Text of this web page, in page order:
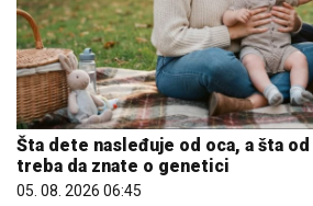
Šta dete nasleđuje od oca, a šta
treba da znate o genetici
05. 08. 2026 06:45